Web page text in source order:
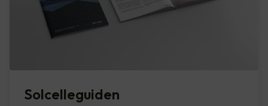
Solcelleguiden